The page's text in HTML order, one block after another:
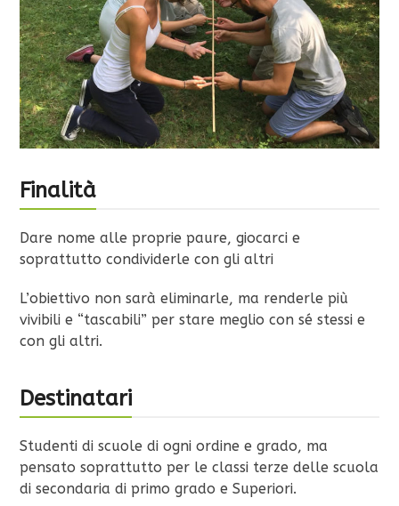
Finalità
Dare nome alle proprie paure, giocarci e
soprattutto condividerle con gli altri
L’obiettivo non sarà eliminarle, ma renderle più
vivibili e “tascabili” per stare meglio con sé stessi e
con gli altri.
Destinatari
Studenti di scuole di ogni ordine e grado, ma
pensato soprattutto per le classi terze delle scuola
di secondaria di primo grado e Superiori.